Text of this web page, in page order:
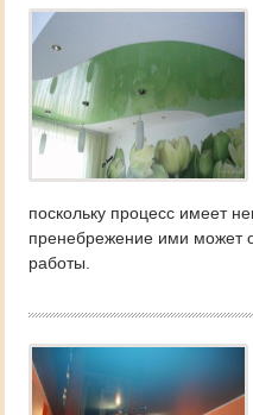
поскольку процесс имеет
пренебрежение ими может
работы.